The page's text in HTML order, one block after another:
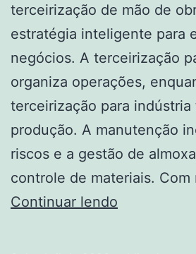
terceirização de mão de
estratégia inteligente para
negócios. A terceirização
organiza operações,
terceirização para
produção. A manutenção
riscos e a gestão de
controle de materiais. Com
Continuar lendo